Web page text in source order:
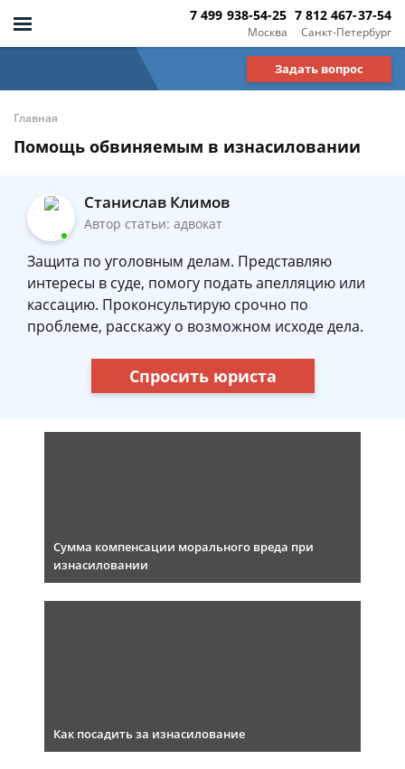
Москва
7 499 938-54-25
Санкт-Петербург
7 812 467-37-54
Задать вопрос
Главная
Помощь обвиняемым в изнасиловании
Станислав Климов
Автор статьи: адвокат
Защита по уголовным делам. Представляю
интересы в суде, помогу подать апелляцию или
кассацию. Проконсультирую срочно по
проблеме, расскажу о возможном исходе дела.
Спросить юриста
Сумма компенсации морального вреда при
изнасиловании
Как посадить за изнасилование